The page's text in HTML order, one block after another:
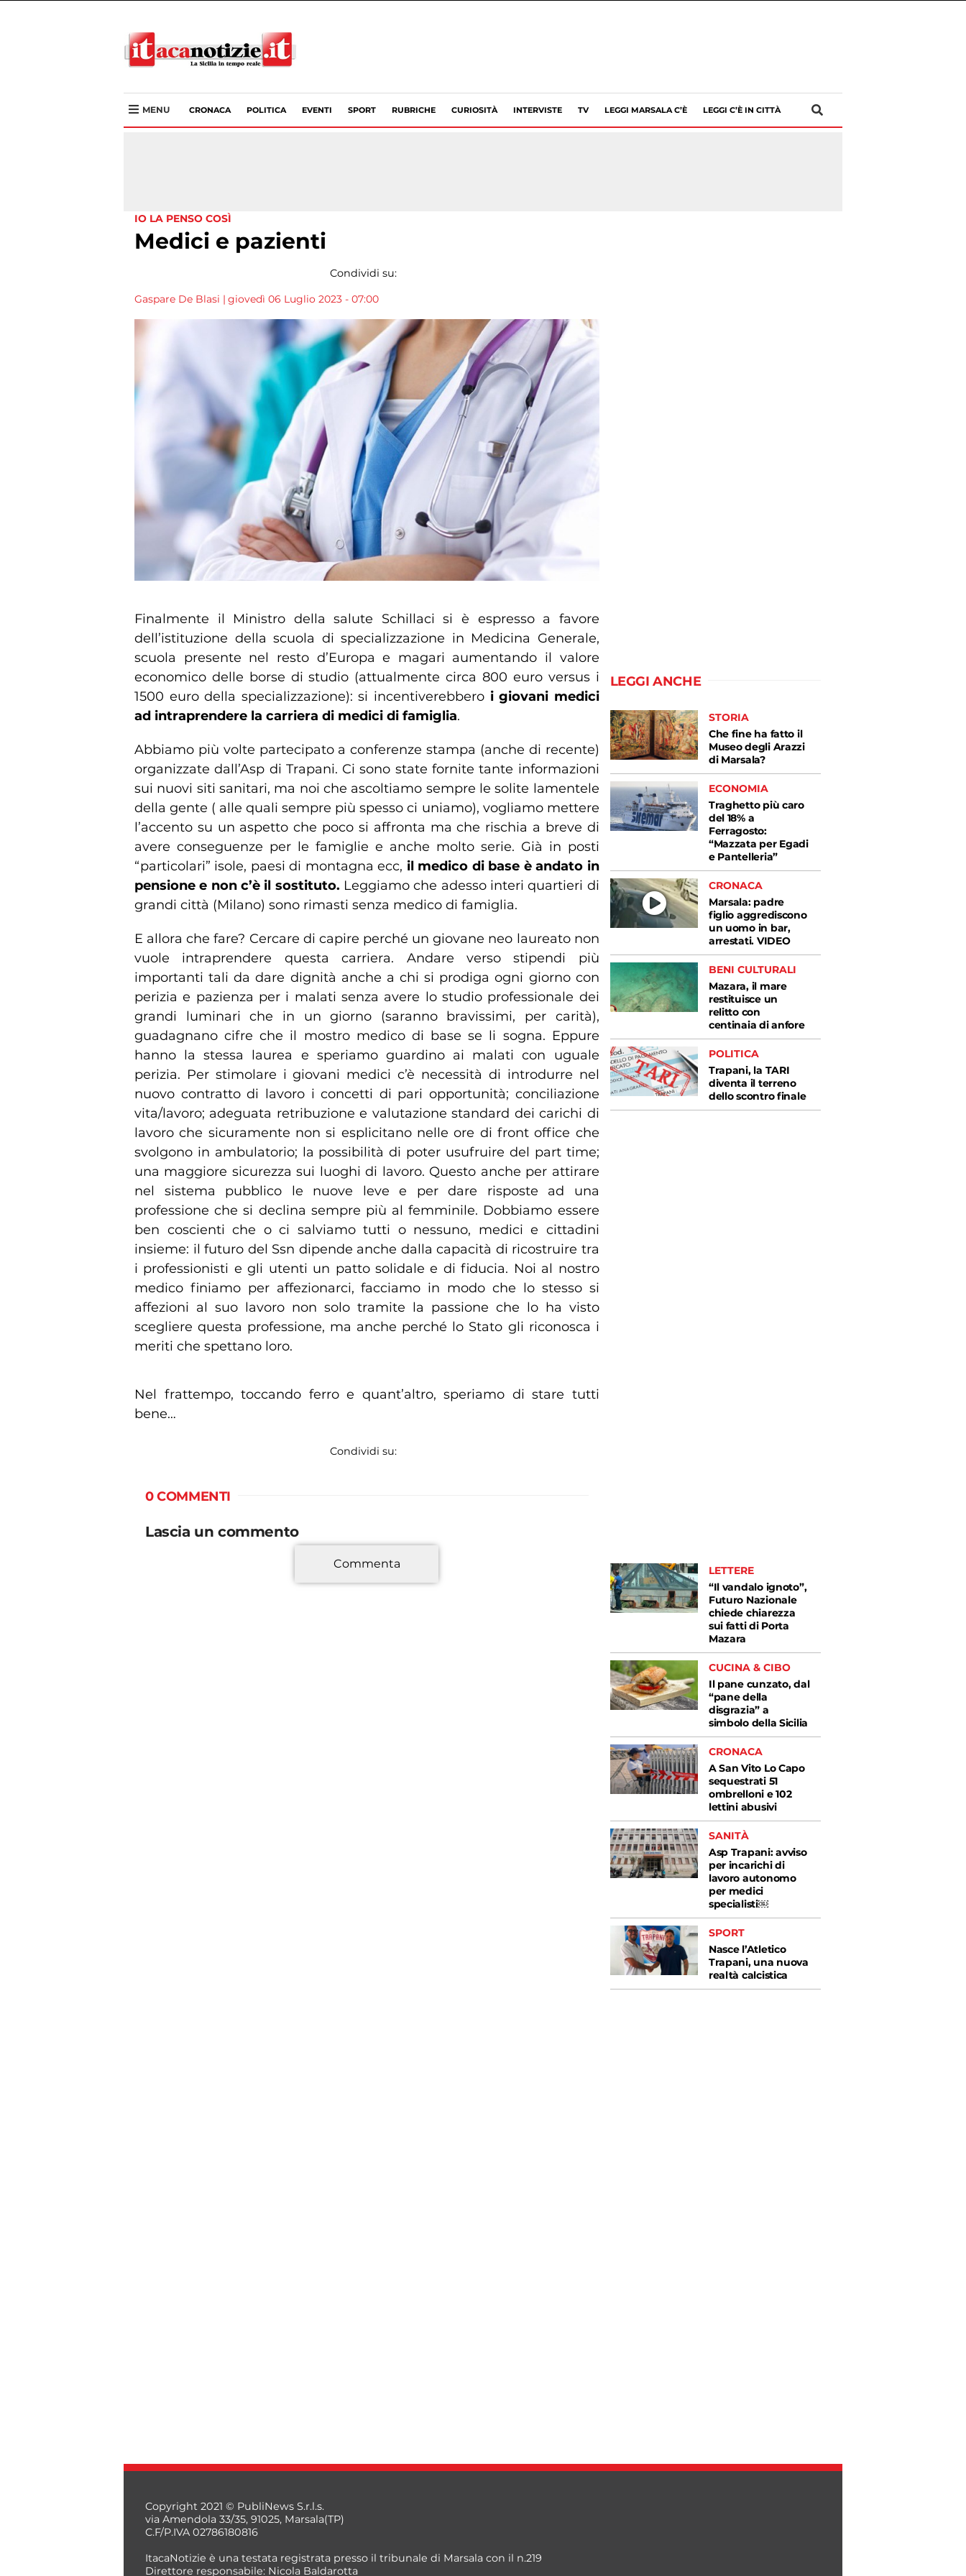
MENU CRONACA POLITICA EVENTI SPORT RUBRICHE CURIOSITÀ INTERVISTE TV LEGGI MARSALA C’È LEGGI C’È IN CITTÀ
IO LA PENSO COSÌ
Medici e pazienti
Condividi su:
Gaspare De Blasi | giovedì 06 Luglio 2023 - 07:00
Finalmente il Ministro della salute Schillaci si è espresso a favore
dell’istituzione della scuola di specializzazione in Medicina Generale,
scuola presente nel resto d’Europa e magari aumentando il valore
economico delle borse di studio (attualmente circa 800 euro versus i
1500 euro della specializzazione): si incentiverebbero i giovani medici
ad intraprendere la carriera di medici di famiglia.
Abbiamo più volte partecipato a conferenze stampa (anche di recente)
organizzate dall’Asp di Trapani. Ci sono state fornite tante informazioni
sui nuovi siti sanitari, ma noi che ascoltiamo sempre le solite lamentele
della gente ( alle quali sempre più spesso ci uniamo), vogliamo mettere
l’accento su un aspetto che poco si affronta ma che rischia a breve di
avere conseguenze per le famiglie e anche molto serie. Già in posti
“particolari” isole, paesi di montagna ecc, il medico di base è andato in
pensione e non c’è il sostituto. Leggiamo che adesso interi quartieri di
grandi città (Milano) sono rimasti senza medico di famiglia.
E allora che fare? Cercare di capire perché un giovane neo laureato non
vuole intraprendere questa carriera. Andare verso stipendi più
importanti tali da dare dignità anche a chi si prodiga ogni giorno con
perizia e pazienza per i malati senza avere lo studio professionale dei
grandi luminari che in un giorno (saranno bravissimi, per carità),
guadagnano cifre che il mostro medico di base se li sogna. Eppure
hanno la stessa laurea e speriamo guardino ai malati con uguale
perizia. Per stimolare i giovani medici c’è necessità di introdurre nel
nuovo contratto di lavoro i concetti di pari opportunità; conciliazione
vita/lavoro; adeguata retribuzione e valutazione standard dei carichi di
lavoro che sicuramente non si esplicitano nelle ore di front office che
svolgono in ambulatorio; la possibilità di poter usufruire del part time;
una maggiore sicurezza sui luoghi di lavoro. Questo anche per attirare
nel sistema pubblico le nuove leve e per dare risposte ad una
professione che si declina sempre più al femminile. Dobbiamo essere
ben coscienti che o ci salviamo tutti o nessuno, medici e cittadini
insieme: il futuro del Ssn dipende anche dalla capacità di ricostruire tra
i professionisti e gli utenti un patto solidale e di fiducia. Noi al nostro
medico finiamo per affezionarci, facciamo in modo che lo stesso si
affezioni al suo lavoro non solo tramite la passione che lo ha visto
scegliere questa professione, ma anche perché lo Stato gli riconosca i
meriti che spettano loro.
Nel frattempo, toccando ferro e quant’altro, speriamo di stare tutti
bene…
Condividi su:
0 COMMENTI
Lascia un commento
Commenta
LEGGI ANCHE
STORIA
Che fine ha fatto il
Museo degli Arazzi
di Marsala?
ECONOMIA
Traghetto più caro
del 18% a
Ferragosto:
“Mazzata per Egadi
e Pantelleria”
CRONACA
Marsala: padre
figlio aggrediscono
un uomo in bar,
arrestati. VIDEO
BENI CULTURALI
Mazara, il mare
restituisce un
relitto con
centinaia di anfore
POLITICA
Trapani, la TARI
diventa il terreno
dello scontro finale
LETTERE
“Il vandalo ignoto”,
Futuro Nazionale
chiede chiarezza
sui fatti di Porta
Mazara
CUCINA & CIBO
Il pane cunzato, dal
“pane della
disgrazia” a
simbolo della Sicilia
CRONACA
A San Vito Lo Capo
sequestrati 51
ombrelloni e 102
lettini abusivi
SANITÀ
Asp Trapani: avviso
per incarichi di
lavoro autonomo
per medici
specialisti￼
SPORT
Nasce l’Atletico
Trapani, una nuova
realtà calcistica
Copyright 2021 © PubliNews S.r.l.s.
via Amendola 33/35, 91025, Marsala(TP)
C.F/P.IVA 02786180816
ItacaNotizie è una testata registrata presso il tribunale di Marsala con il n.219
Direttore responsabile: Nicola Baldarotta